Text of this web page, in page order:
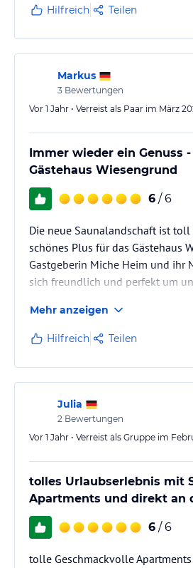
Hilfreich Teilen
Markus
3 Bewertungen
Vor 1 Jahr • Verreist als Paar im März
Immer wieder ein Genuss
Gästehaus Wiesengrund
6 / 6
Die neue Saunalandschaft ist
schönes Plus für das Gästehaus
Gastgeberin Miche Heim und ihr
sich freundlich und perfekt um
Jahren regelmäßig dort, um eine
Wintersport zu verbringen. Das
Wiesengrund ist eine tolle
Mehr anzeigen
Hilfreich Teilen
Julia
2 Bewertungen
Vor 1 Jahr • Verreist als Gruppe im
tolles Urlaubserlebnis mit
Apartments und direkt an
6 / 6
tolle Geschmackvolle